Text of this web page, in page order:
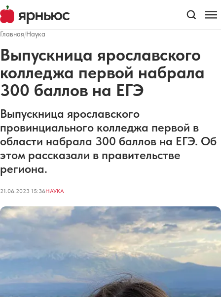
Главная/Наука
Выпускница ярославского
колледжа первой набрала
300 баллов на ЕГЭ
Выпускница ярославского
провинциального колледжа первой в
области набрала 300 баллов на ЕГЭ. Об
этом рассказали в правительстве
региона.
21.06.2023 15:36НАУКА